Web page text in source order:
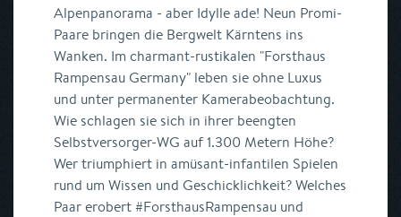
Alpenpanorama - aber Idylle ade! Neun Promi-
Paare bringen die Bergwelt Kärntens ins
Wanken. Im charmant-rustikalen "Forsthaus
Rampensau Germany" leben sie ohne Luxus
und unter permanenter Kamerabeobachtung.
Wie schlagen sie sich in ihrer beengten
Selbstversorger-WG auf 1.300 Metern Höhe?
Wer triumphiert in amüsant-infantilen Spielen
rund um Wissen und Geschicklichkeit? Welches
Paar erobert #ForsthausRampensau und